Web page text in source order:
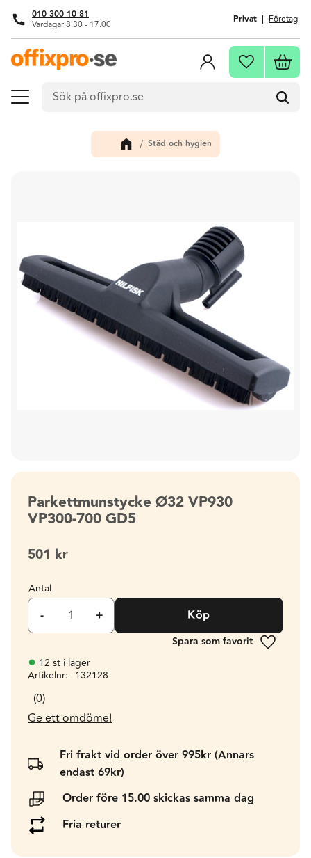
Meny
010 300 10 81
Vardagar 8.30 - 17.00 Privat Företag
Favoriter
Städ och hygien
Parkettmunstycke Ø32 VP930
VP300-700 GD5
501 kr
Antal
+
- Köp
Lägg till
12 st i lager
Artikelnr
132128
0
Ge ett omdöme!
Fri frakt vid order över 995kr (Annars
endast 69kr)
Order före 15.00 skickas samma dag
Fria returer